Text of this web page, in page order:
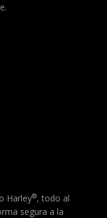
Harley®, todo al
segura a la